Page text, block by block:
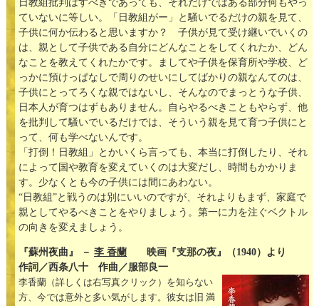
日教組批判はすべきであっても、それだけではある部分何もやっ
ていないに等しい。「日教組がー」と騒いでるだけの親を見て、
子供に何か伝わると思いますか？ 子供が見て受け継いでいくの
は、親として子供である自分にどんなことをしてくれたか、どん
なことを教えてくれたかです。ましてや子供を保育所や学校、ど
っかに預けっぱなしで周りのせいにしてばかりの親なんてのは、
子供にとってろくな親ではないし、そんなのでまっとうな子供、
日本人が育つはずもありません。自らやるべきこともやらず、他
を批判して騒いでいるだけでは、そういう親を見て育つ子供にと
って、何も学べないんです。
「打倒！日教組」とかいくら言っても、本当に打倒したり、それ
によって国や教育を変えていくのは大変だし、時間もかかりま
す。少なくとも今の子供には間にあわない。
“日教組”と戦うのは別にいいのですが、それよりもまず、家庭で
親としてやるべきことをやりましょう。第一に力を注ぐベクトル
の向きを変えましょう。
『蘇州夜曲』 － 李 香蘭 映画『支那の夜』（1940）より
作詞／西条八十 作曲／服部良一
李香蘭（詳しくは右写真クリック）を知らない
方、今では意外と多い気がします。彼女は旧 満